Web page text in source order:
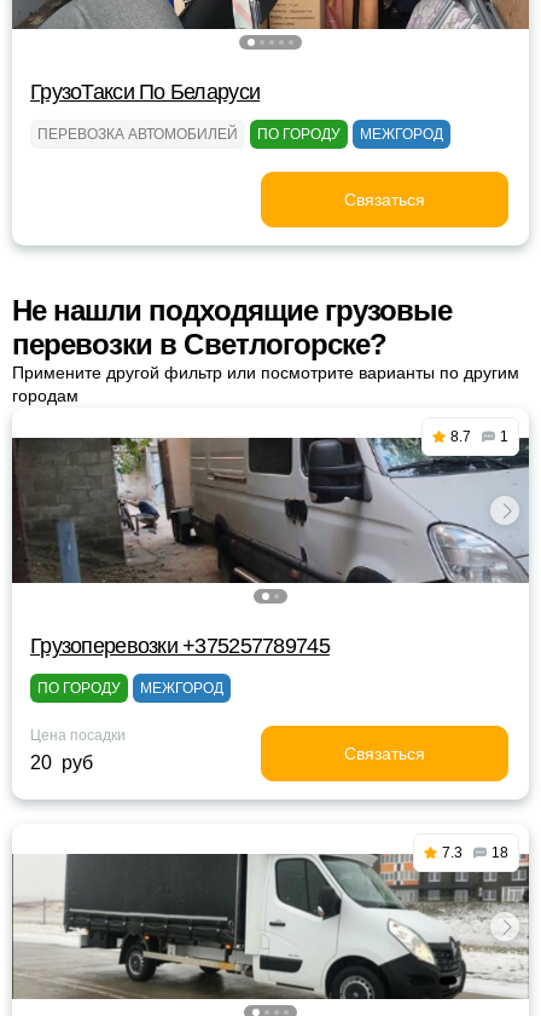
ГрузоТакси По Беларуси
ПЕРЕВОЗКА АВТОМОБИЛЕЙ ПО ГОРОДУ МЕЖГОРОД
Связаться
Не нашли подходящие грузовые
перевозки в Светлогорске?
Примените другой фильтр или посмотрите варианты по другим
городам
8.7 1
Грузоперевозки +375257789745
ПО ГОРОДУ МЕЖГОРОД
Цена посадки
20 руб Связаться
7.3 18